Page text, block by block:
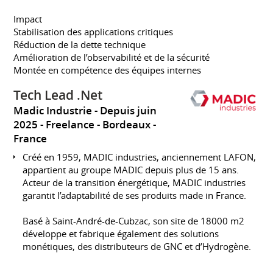
Impact
Stabilisation des applications critiques
Réduction de la dette technique
Amélioration de l’observabilité et de la sécurité
Montée en compétence des équipes internes
Tech Lead .Net
Madic Industrie
Depuis juin
2025 Freelance
Bordeaux
France
Créé en 1959, MADIC industries, anciennement LAFON,
appartient au groupe MADIC depuis plus de 15 ans.
Acteur de la transition énergétique, MADIC industries
garantit l’adaptabilité de ses produits made in France.
Basé à Saint-André-de-Cubzac, son site de 18000 m2
développe et fabrique également des solutions
monétiques, des distributeurs de GNC et d’Hydrogène.